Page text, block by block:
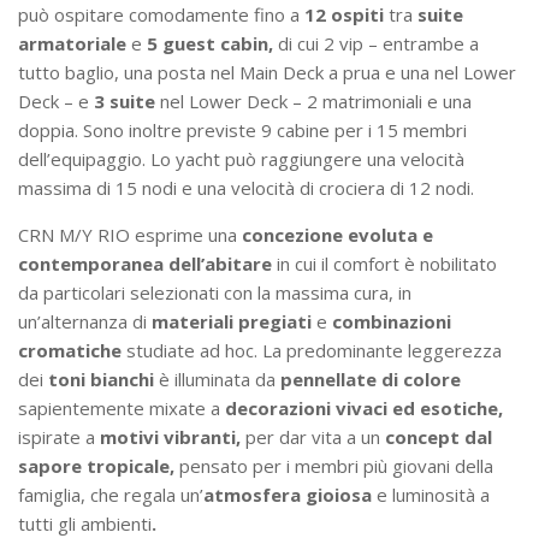
può ospitare comodamente fino a 12 ospiti tra suite
armatoriale e 5 guest cabin, di cui 2 vip – entrambe a
tutto baglio, una posta nel Main Deck a prua e una nel Lower
Deck – e 3 suite nel Lower Deck – 2 matrimoniali e una
doppia. Sono inoltre previste 9 cabine per i 15 membri
dell’equipaggio. Lo yacht può raggiungere una velocità
massima di 15 nodi e una velocità di crociera di 12 nodi.
CRN M/Y RIO esprime una concezione evoluta e
contemporanea dell’abitare in cui il comfort è nobilitato
da particolari selezionati con la massima cura, in
un’alternanza di materiali pregiati e combinazioni
cromatiche studiate ad hoc. La predominante leggerezza
dei toni bianchi è illuminata da pennellate di colore
sapientemente mixate a decorazioni vivaci ed esotiche,
ispirate a motivi vibranti, per dar vita a un concept dal
sapore tropicale, pensato per i membri più giovani della
famiglia, che regala un’atmosfera gioiosa e luminosità a
tutti gli ambienti.